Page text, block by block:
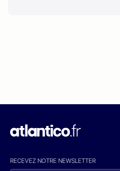
RECEVEZ NOTRE NEWSLETTER